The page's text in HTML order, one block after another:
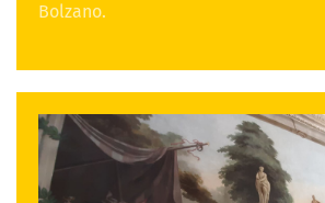
Bolzano.